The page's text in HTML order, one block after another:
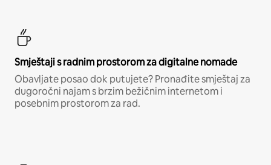
Smještaji s radnim prostorom za digitalne nomade
Obavljate posao dok putujete? Pronađite smještaj za
dugoročni najam s brzim bežičnim internetom i
posebnim prostorom za rad.